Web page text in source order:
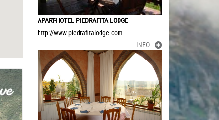
APART-HOTEL PIEDRAFITA LODGE
http://www.piedrafitalodge.com
INFO